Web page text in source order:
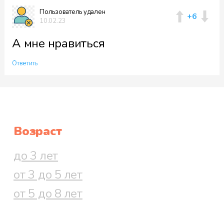
Пользователь удален
10.02.23
+6
А мне нравиться
Ответить
Возраст
до 3 лет
от 3 до 5 лет
от 5 до 8 лет